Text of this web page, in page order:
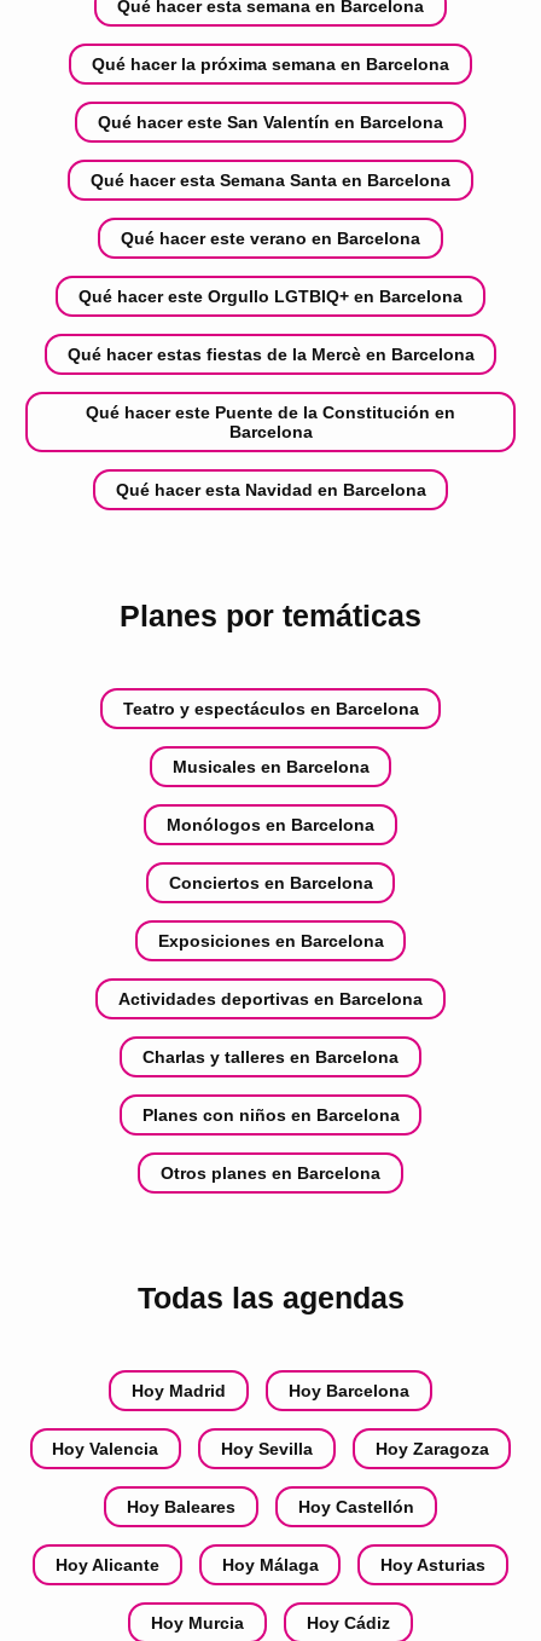
Qué hacer esta semana en Barcelona
Qué hacer la próxima semana en Barcelona
Qué hacer este San Valentín en Barcelona
Qué hacer esta Semana Santa en Barcelona
Qué hacer este verano en Barcelona
Qué hacer este Orgullo LGTBIQ+ en Barcelona
Qué hacer estas fiestas de la Mercè en Barcelona
Qué hacer este Puente de la Constitución en
Barcelona
Qué hacer esta Navidad en Barcelona
Planes por temáticas
Teatro y espectáculos en Barcelona
Musicales en Barcelona
Monólogos en Barcelona
Conciertos en Barcelona
Exposiciones en Barcelona
Actividades deportivas en Barcelona
Charlas y talleres en Barcelona
Planes con niños en Barcelona
Otros planes en Barcelona
Todas las agendas
Hoy Madrid Hoy Barcelona
Hoy Valencia Hoy Sevilla Hoy Zaragoza
Hoy Baleares Hoy Castellón
Hoy Alicante Hoy Málaga Hoy Asturias
Hoy Murcia Hoy Cádiz